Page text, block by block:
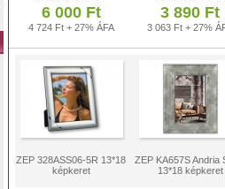
6 000 Ft
4 724 Ft + 27% ÁFA
3 890 Ft
3 063 Ft + 27%
ZEP 328ASS06-5R 13*18
képkeret
ZEP KA657S Andria
13*18 képkeret